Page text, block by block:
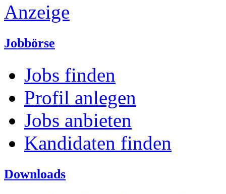
Anzeige
Jobbörse
Jobs finden
Profil anlegen
Jobs anbieten
Kandidaten finden
Downloads